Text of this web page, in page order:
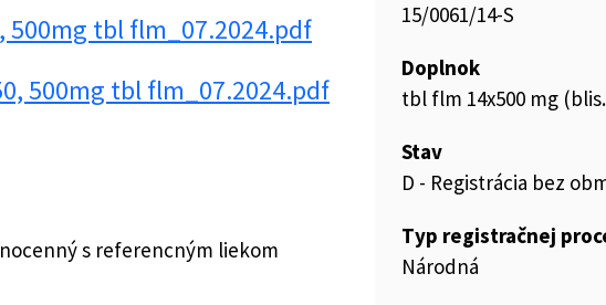
500mg tbl flm_07.2024.pdf
500mg tbl flm_07.2024.pdf
s referencným liekom
15/0061/14-S
Doplnok
tbl flm 14x500 mg
Stav
D - Registrácia bez
Typ registračnej
Národná